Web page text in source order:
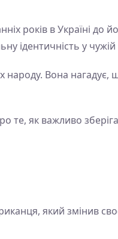
років в Україні до
ідентичність у чужій
народу. Вона
те, як важливо
який змінив